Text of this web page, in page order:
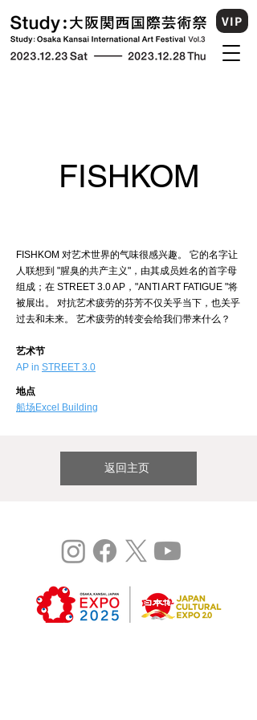
VIP
FISHKOM
FISHKOM 对艺术世界的气味很感兴趣。 它的名字让
人联想到 "腥臭的共产主义"，由其成员姓名的首字母
组成；在 STREET 3.0 AP，"ANTI ART FATIGUE "将
被展出。 对抗艺术疲劳的芬芳不仅关乎当下，也关乎
过去和未来。 艺术疲劳的转变会给我们带来什么？
艺术节
AP in STREET 3.0
地点
船场Excel Building
返回主页